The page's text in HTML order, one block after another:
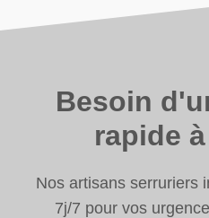
Besoin
rapide
Nos artisans serruriers
7j/7 pour vos